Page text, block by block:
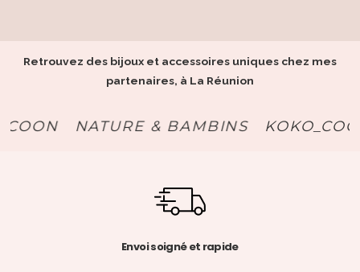
Retrouvez des bijoux et accessoires uniques chez mes
partenaires, à La Réunion
NATURE & BAMBINS
Envoi soigné et rapide